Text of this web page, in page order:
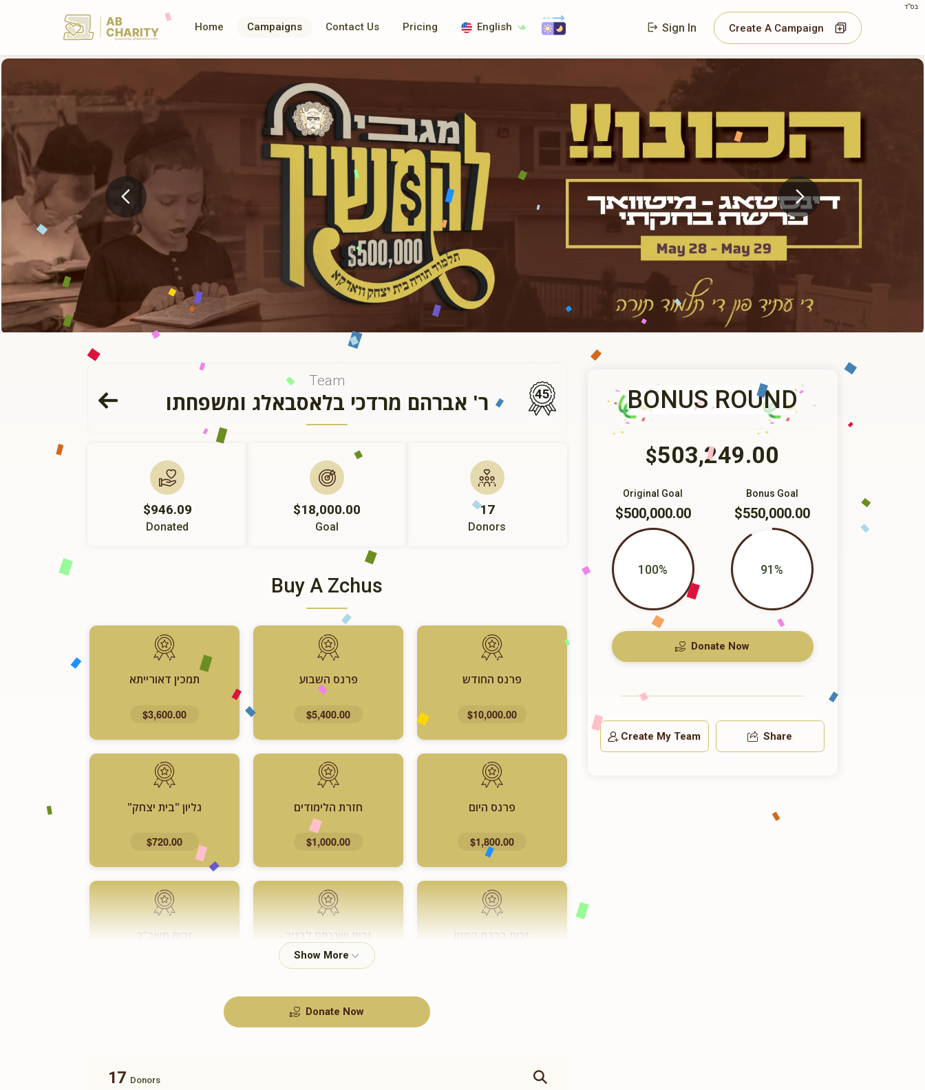
בס"ד
AB
CHARITY
powerd by ahblicklive.com
Home Campaigns Contact Us Pricing English Sign In Create A Campaign
Team
ר' אברהם מרדכי בלאסבאלג ומשפחתו 45
$946.09
Donated
$18,000.00
Goal
17
Donors
Buy A Zchus
פרנס החודש
$10,000.00
פרנס השבוע
$5,400.00
תמכין דאורייתא
$3,600.00
פרנס היום
$1,800.00
חזרת הלימודים
$1,000.00
גליון "בית יצחק"
$720.00
זכות ברכת המזון זכות ושננתם לבניך
$360.00
זכות תשב"ר
Donate Now
17 Donors
BONUS ROUND
$503,249.00
Bonus Goal
$550,000.00
91%
Original Goal
$500,000.00
100%
Donate Now
Create My Team Share